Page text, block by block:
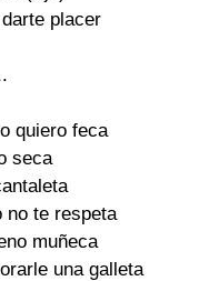
placer
quiero feca
seca
no te respeta
muñeca
una galleta